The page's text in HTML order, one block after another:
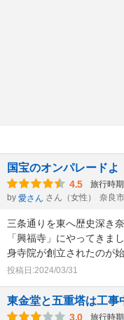
国宝のオンパレードよ
4.5 旅行時
by 愛さん さん（女性） 奈良
三条通りを東へ歴史深き
「興福寺」にやってきま
身寺院が創立されたのが
投稿日:2024/03/31
東金堂と五重塔は工事
3.0 旅行時